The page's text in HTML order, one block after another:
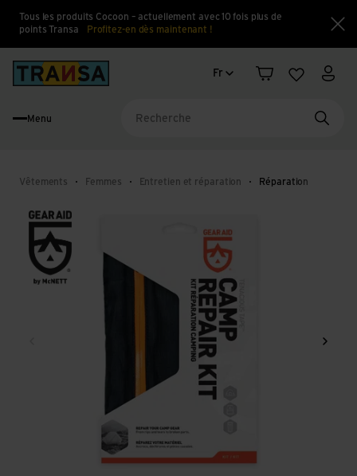
Tous les produits Cocoon – actuellement avec 10 fois plus de
points Transa
Profitez-en dès maintenant !
Changement de langue
Fr
PanierListe Mon
Menu
Vêtements Femmes Entretien et réparation Réparation